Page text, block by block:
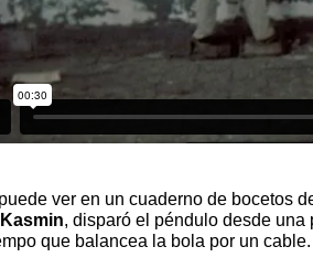
ver en un cuaderno de bocetos
, disparó el péndulo desde
que balancea la bola por un cable.